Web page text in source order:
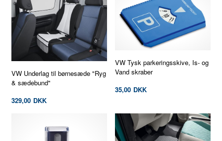
VW Underlag til børnesæde "Ryg
& sædebund"
329,00 DKK
VW Tysk parkeringsskive, Is- og
Vand skraber
35,00 DKK